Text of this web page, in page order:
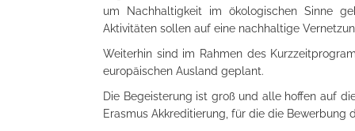
um Nachhaltigkeit im ökologischen Sinne
Aktivitäten sollen auf eine nachhaltige
Weiterhin sind im Rahmen des
europäischen Ausland geplant.
Die Begeisterung ist groß und alle hoffen auf
Erasmus Akkreditierung, für die die Bewerbung